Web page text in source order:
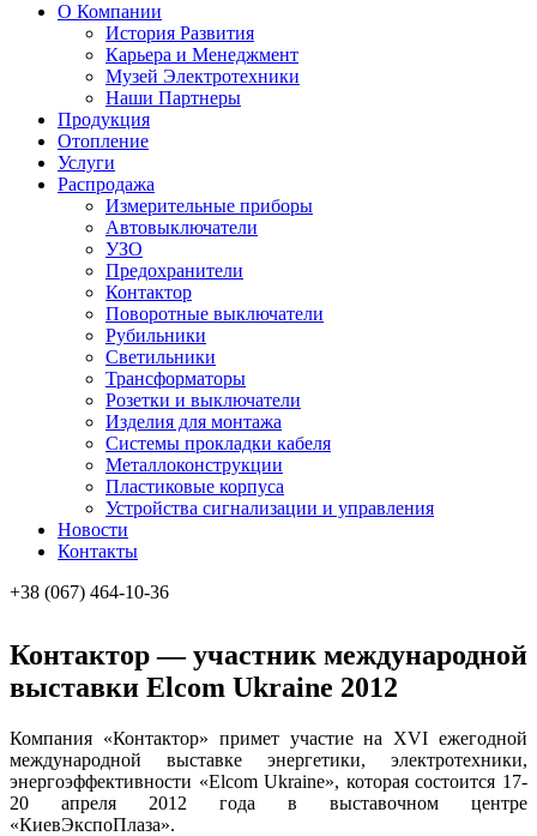
О Компании
История Развития
Карьера и Менеджмент
Музей Электротехники
Наши Партнеры
Продукция
Отопление
Услуги
Распродажа
Измерительные приборы
Автовыключатели
УЗО
Предохранители
Контактор
Поворотные выключатели
Рубильники
Светильники
Трансформаторы
Розетки и выключатели
Изделия для монтажа
Системы прокладки кабеля
Металлоконcтрукции
Пластиковые корпуса
Устройства сигнализации и управления
Новости
Контакты
+38 (067) 464-10-36
Контактор — участник международной
выставки Elcom Ukraine 2012
Компания «Контактор» примет участие на XVI ежегодной
международной выставке энергетики, электротехники,
энергоэффективности «Elcom Ukraine», которая состоится 17-
20 апреля 2012 года в выставочном центре
«КиевЭкспоПлаза».